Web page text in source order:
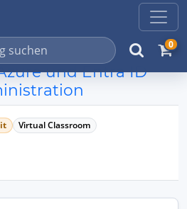
0
und Entra ID
Virtual Classroom